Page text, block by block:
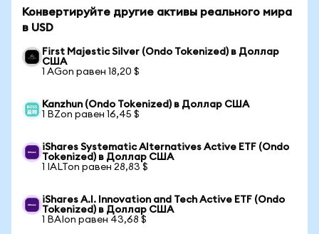
Конвертируйте другие активы реального мира
в USD
First Majestic Silver (Ondo Tokenized) в Доллар
США
1 AGon равен 18,20 $
Kanzhun (Ondo Tokenized) в Доллар США
1 BZon равен 16,45 $
iShares Systematic Alternatives Active ETF (Ondo
Tokenized) в Доллар США
1 IALTon равен 28,83 $
iShares A.I. Innovation and Tech Active ETF (Ondo
Tokenized) в Доллар США
1 BAIon равен 43,68 $